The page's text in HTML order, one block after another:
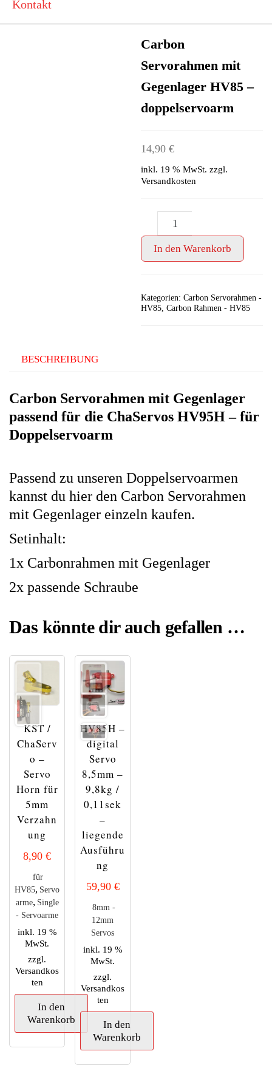
Kontakt
Carbon
Servorahmen mit
Gegenlager HV85 –
doppelservoarm
14,90€
inkl. 19 % MwSt. zzgl.
Versandkosten
Carbon
Servorahmen
mit
Gegenlager
doppelservoarm
Menge
In den Warenkorb
Kategorien:Carbon Servorahmen -
HV85,Carbon Rahmen - HV85
BESCHREIBUNG
Carbon Servorahmen mit Gegenlager
passend für die ChaServos HV95H – für
Doppelservoarm
Passend zu unseren Doppelservoarmen
kannst du hier den Carbon Servorahmen
mit Gegenlager einzeln kaufen.
Setinhalt:
1x Carbonrahmen mit Gegenlager
2x passende Schraube
Das könnte dir auch gefallen …
KST /
ChaServ
o –
Servo
Horn für
5mm
Verzahn
ung
8,90€
für
HV85, Servo
arme, Single
- Servoarme
inkl. 19 %
MwSt.
zzgl.
Versandkos
ten
In den
Warenkorb
HV85H –
digital
Servo
8,5mm –
9,8kg /
0,11sek
–
liegende
Ausführu
ng
59,90 €
8mm -
12mm
Servos
inkl. 19 %
MwSt.
zzgl.
Versandkos
ten
In den
Warenkorb